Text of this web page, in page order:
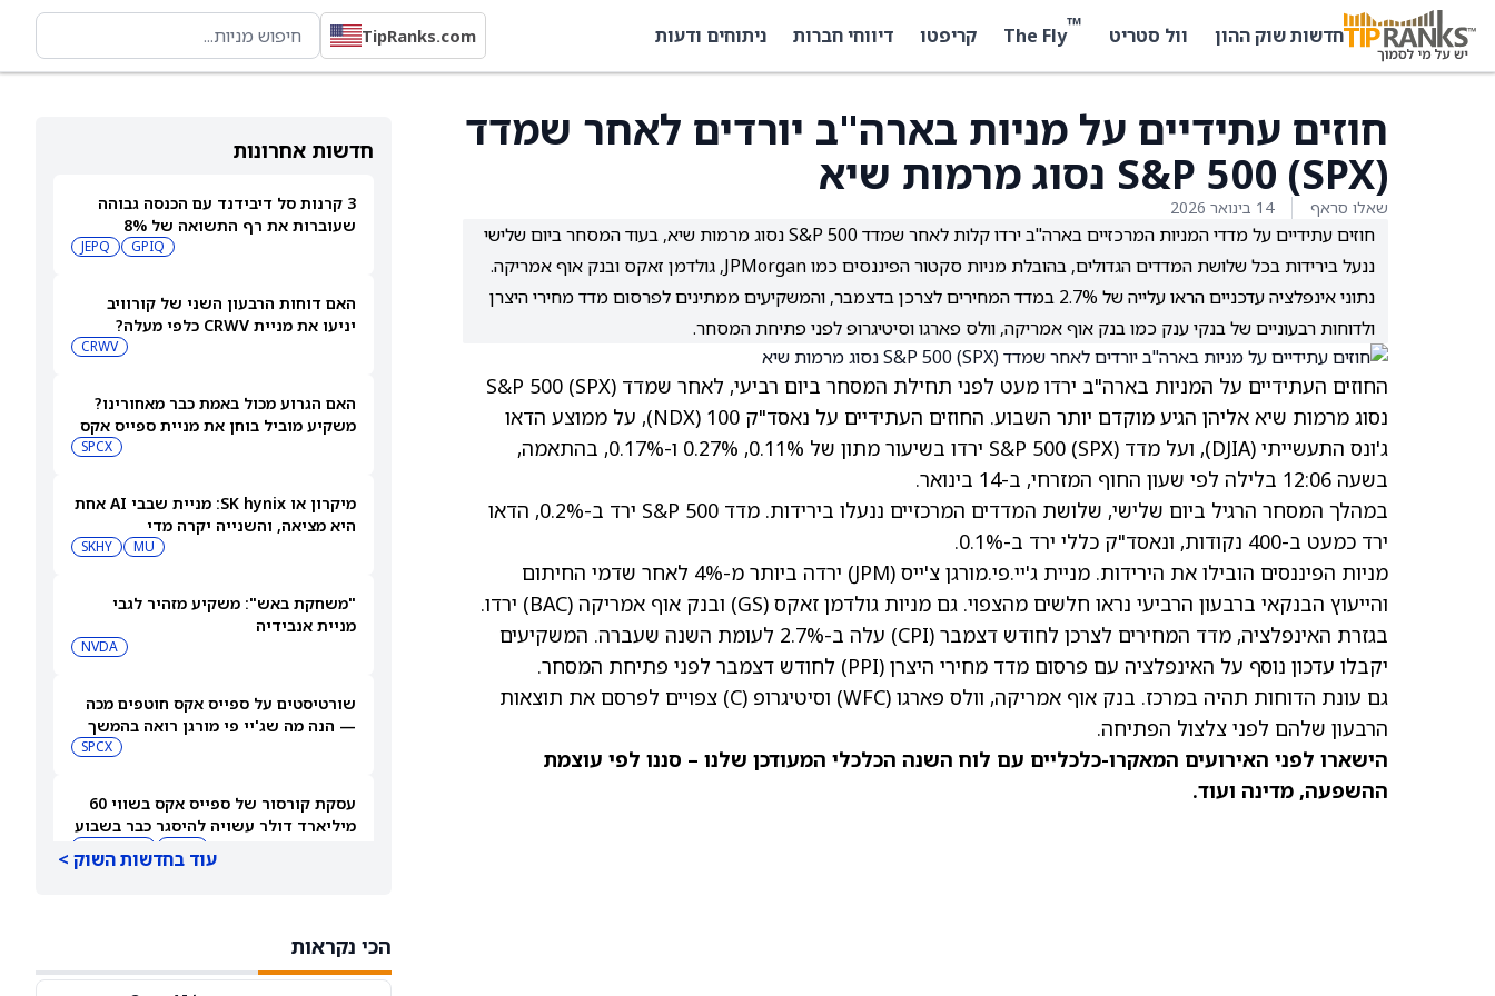
חדשות שוק ההון וול סטריט ™
The Fly קריפטו דיווחי חברות ניתוחים ודעות TipRanks.com
חדשות אחרונות
3 קרנות סל דיבידנד עם הכנסה גבוהה
שעוברות את רף התשואה של 8%
GPIQ
JEPQ
האם דוחות הרבעון השני של קורוויב
יניעו את מניית CRWV כלפי מעלה?
CRWV
האם הגרוע מכול באמת כבר מאחורינו?
משקיע מוביל בוחן את מניית ספייס אקס
SPCX
מיקרון או SK hynix: מניית שבבי AI אחת
היא מציאה, והשנייה יקרה מדי
MU
SKHY
"משחקת באש": משקיע מזהיר לגבי
מניית אנבידיה
NVDA
שורטיסטים על ספייס אקס חוטפים מכה
— הנה מה שג'יי פי מורגן רואה בהמשך
SPCX
עסקת קורסור של ספייס אקס בשווי 60
מיליארד דולר עשויה להיסגר כבר בשבוע
לטסלה
עוד בחדשות השוק >
הכי נקראות
חוזים עתידיים על מניות בארה"ב יורדים לאחר שמדד
S&P 500 (SPX) נסוג מרמות שיא
שאלו סראף 14 בינואר 2026
חוזים עתידיים על מדדי המניות המרכזיים בארה"ב ירדו קלות לאחר שמדד S&P 500 נסוג מרמות שיא, בעוד המסחר ביום שלישי
ננעל בירידות בכל שלושת המדדים הגדולים, בהובלת מניות סקטור הפיננסים כמו JPMorgan, גולדמן זאקס ובנק אוף אמריקה.
נתוני אינפלציה עדכניים הראו עלייה של 2.7% במדד המחירים לצרכן בדצמבר, והמשקיעים ממתינים לפרסום מדד מחירי היצרן
ולדוחות רבעוניים של בנקי ענק כמו בנק אוף אמריקה, וולס פארגו וסיטיגרופ לפני פתיחת המסחר.
החוזים העתידיים על המניות בארה"ב ירדו מעט לפני תחילת המסחר ביום רביעי, לאחר שמדד S&P 500 (SPX)
נסוג מרמות שיא אליהן הגיע מוקדם יותר השבוע. החוזים העתידיים על נאסד"ק 100 (NDX), על ממוצע הדאו
ג'ונס התעשייתי (DJIA), ועל מדד S&P 500 (SPX) ירדו בשיעור מתון של 0.11%, 0.27% ו-0.17%, בהתאמה,
בשעה 12:06 בלילה לפי שעון החוף המזרחי, ב-14 בינואר.
במהלך המסחר הרגיל ביום שלישי, שלושת המדדים המרכזיים ננעלו בירידות. מדד S&P 500 ירד ב-0.2%, הדאו
ירד כמעט ב-400 נקודות, ונאסד"ק כללי ירד ב-0.1%.
מניות הפיננסים הובילו את הירידות. מניית ג'יי.פי.מורגן צ'ייס (JPM)
ירדה ביותר מ-4% לאחר שדמי החיתום
והייעוץ הבנקאי ברבעון הרביעי נראו חלשים מהצפוי. גם מניות גולדמן זאקס (GS) ובנק אוף אמריקה (BAC)
ירדו.
בגזרת האינפלציה, מדד המחירים לצרכן לחודש דצמבר (CPI) עלה ב-2.7% לעומת השנה שעברה. המשקיעים
יקבלו עדכון נוסף על האינפלציה עם פרסום מדד מחירי היצרן (PPI) לחודש דצמבר לפני פתיחת המסחר.
גם עונת הדוחות תהיה במרכז. בנק אוף אמריקה, וולס פארגו (WFC) וסיטיגרופ (C)
צפויים לפרסם את תוצאות
הרבעון שלהם לפני צלצול הפתיחה.
הישארו לפני האירועים המאקרו-כלכליים עם לוח השנה הכלכלי המעודכן שלנו – סננו לפי עוצמת
ההשפעה, מדינה ועוד.